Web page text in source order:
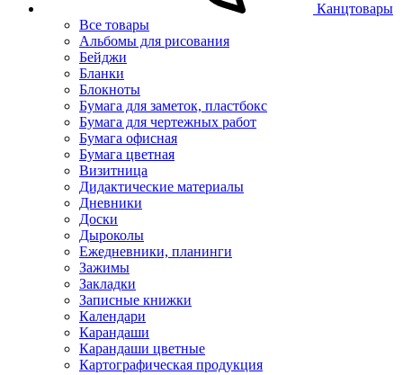
Канцтовары
Все товары
Альбомы для рисования
Бейджи
Бланки
Блокноты
Бумага для заметок, пластбокс
Бумага для чертежных работ
Бумага офисная
Бумага цветная
Визитница
Дидактические материалы
Дневники
Доски
Дыроколы
Ежедневники, планинги
Зажимы
Закладки
Записные книжки
Календари
Карандаши
Карандаши цветные
Картографическая продукция